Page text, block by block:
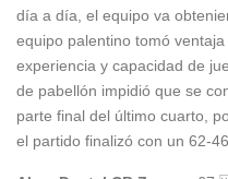
día a día, el equipo va
equipo palentino tomó
experiencia y capacidad de
de pabellón impidió que se
parte final del último cuarto,
el partido finalizó con un 62-